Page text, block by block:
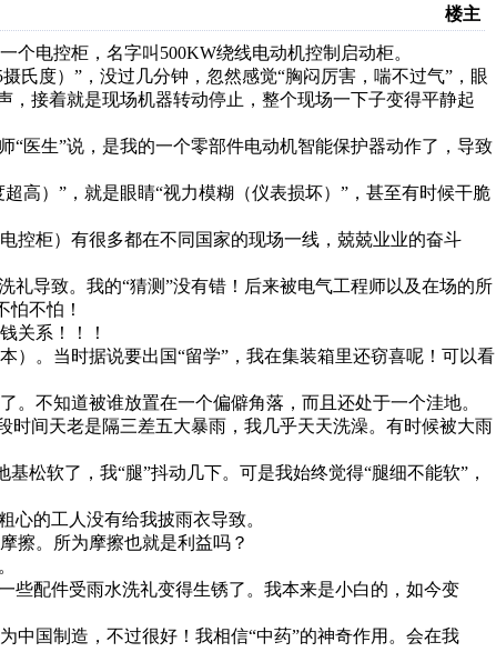
楼主
电控柜，名字叫500KW绕线电动机控制启动柜。
氏度）”，没过几分钟，忽然感觉“胸闷厉害，喘不过气”，眼
，接着就是现场机器转动停止，整个现场一下子变得平静起
“医生”说，是我的一个零部件电动机智能保护器动作了，导致
高）”，就是眼睛“视力模糊（仪表损坏）”，甚至有时候干脆
控柜）有很多都在不同国家的现场一线，兢兢业业的奋斗
礼导致。我的“猜测”没有错！后来被电气工程师以及在场的所
怕不怕！
关系！！！
）。当时据说要出国“留学”，我在集装箱里还窃喜呢！可以看
不知道被谁放置在一个偏僻角落，而且还处于一个洼地。
时间天老是隔三差五大暴雨，我几乎天天洗澡。有时候被大雨
松软了，我“腿”抖动几下。可是我始终觉得“腿细不能软”，
心的工人没有给我披雨衣导致。
擦。所为摩擦也就是利益吗？
些配件受雨水洗礼变得生锈了。我本来是小白的，如今变
中国制造，不过很好！我相信“中药”的神奇作用。会在我